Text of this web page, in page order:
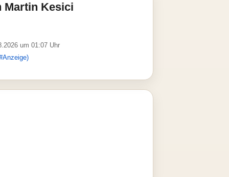
Martin Kesici
um 01:07 Uhr